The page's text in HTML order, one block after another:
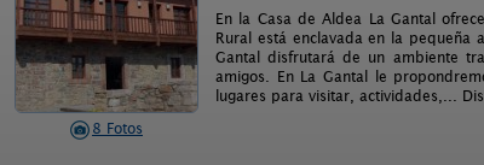
8 Fotos
En la Casa de Aldea La Gantal
Rural está enclavada en la pequeña
Gantal disfrutará de un ambiente
amigos. En La Gantal le
lugares para visitar, actividades,...